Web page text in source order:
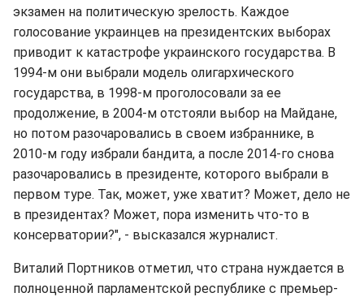
экзамен на политическую зрелость. Каждое
голосование украинцев на президентских выборах
приводит к катастрофе украинского государства. В
1994-м они выбрали модель олигархического
государства, в 1998-м проголосовали за ее
продолжение, в 2004-м отстояли выбор на Майдане,
но потом разочаровались в своем избраннике, в
2010-м году избрали бандита, а после 2014-го снова
разочаровались в президенте, которого выбрали в
первом туре. Так, может, уже хватит? Может, дело не
в президентах? Может, пора изменить что-то в
консерватории?", - высказался журналист.
Виталий Портников отметил, что страна нуждается в
полноценной парламентской республике с премьер-